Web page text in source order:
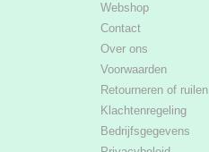
Webshop
Contact
Over ons
Voorwaarden
Retourneren of ruilen
Klachtenregeling
Bedrijfsgegevens